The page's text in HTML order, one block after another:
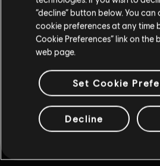
Assassin's Creed
Victorian Legends
Assassin's Creed
Street of London -
“decline” button below. You
cookie preferences at any time
Cookie Preferences” link on the
web page.
Set Cookie
Decline